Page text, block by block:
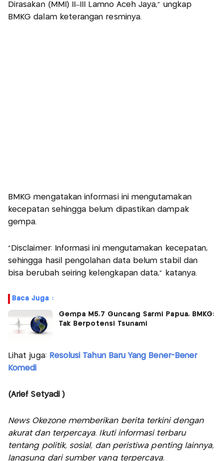
Dirasakan (MMI) II–III Lamno Aceh Jaya,” ungkap
BMKG dalam keterangan resminya.
BMKG mengatakan informasi ini mengutamakan
kecepatan sehingga belum dipastikan dampak
gempa.
“Disclaimer: Informasi ini mengutamakan kecepatan,
sehingga hasil pengolahan data belum stabil dan
bisa berubah seiring kelengkapan data,” katanya.
Baca Juga :
Gempa M5,7 Guncang Sarmi Papua, BMKG:
Tak Berpotensi Tsunami
Lihat juga: Resolusi Tahun Baru Yang Bener-Bener
Komedi
(Arief Setyadi )
News Okezone memberikan berita terkini dengan
akurat dan terpercaya. Ikuti informasi terbaru
tentang politik, sosial, dan peristiwa penting lainnya,
langsung dari sumber yang terpercaya.